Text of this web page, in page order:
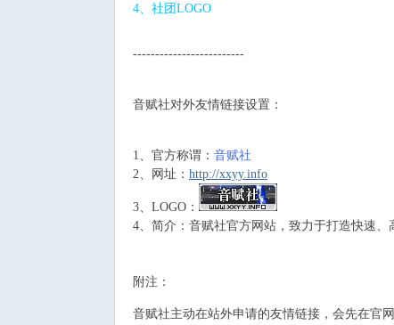
4、社团LOGO
-------------------------
音赋社对外友情链接设置：
1、官方称谓： 音赋社
2、网址： http://xxyy.info
3、LOGO：
4、简介：音赋社官方网站，致力于打造快速、
附注：
音赋社主动在站外申请的友情链接，会先在官